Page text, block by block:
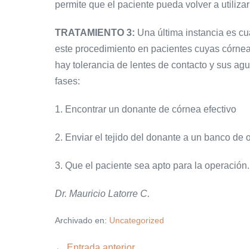
permite que el paciente pueda volver a
TRATAMIENTO 3: Una última instancia es
este procedimiento en pacientes cuyas
hay tolerancia de lentes de contacto y sus
fases:
1. Encontrar un donante de córnea efectivo
2. Enviar el tejido del donante a un banco de
3. Que el paciente sea apto para la operación.
Dr. Mauricio Latorre C.
Archivado en: Uncategorized
Navegación